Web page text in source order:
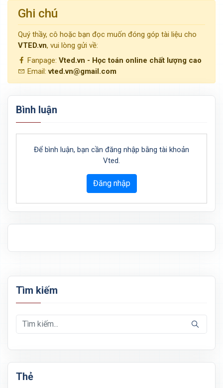
Ghi chú
Quý thầy, cô hoặc bạn đọc muốn đóng góp tài liệu cho
VTED.vn, vui lòng gửi về:
Fanpage: Vted.vn - Học toán online chất lượng cao
Email:vted.vn@gmail.com
Bình luận
Để bình luận, bạn cần đăng nhập bằng tài khoản
Vted.
Đăng nhập
Tìm kiếm
Thẻ